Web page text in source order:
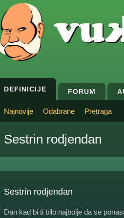
DEFINICIJE FORUM
Najnovije Odabrane Pretraga
Sestrin rodjendan
Sestrin rodjendan
Dan kad bi ti bilo najbolje da se